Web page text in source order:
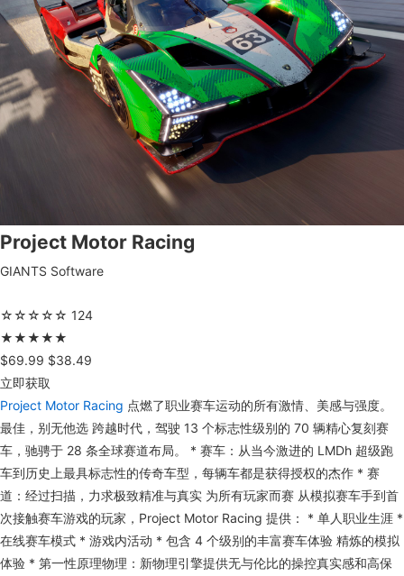
Project Motor Racing
GIANTS Software
☆☆☆☆☆ 124
★★★★★
$69.99 $38.49
立即获取
Project Motor Racing 点燃了职业赛车运动的所有激情、美感与强度。
最佳，别无他选 跨越时代，驾驶 13 个标志性级别的 70 辆精心复刻赛
车，驰骋于 28 条全球赛道布局。 * 赛车：从当今激进的 LMDh 超级跑
车到历史上最具标志性的传奇车型，每辆车都是获得授权的杰作 * 赛
道：经过扫描，力求极致精准与真实 为所有玩家而赛 从模拟赛车手到首
次接触赛车游戏的玩家，Project Motor Racing 提供： * 单人职业生涯 *
在线赛车模式 * 游戏内活动 * 包含 4 个级别的丰富赛车体验 精炼的模拟
体验 * 第一性原理物理：新物理引擎提供无与伦比的操控真实感和高保